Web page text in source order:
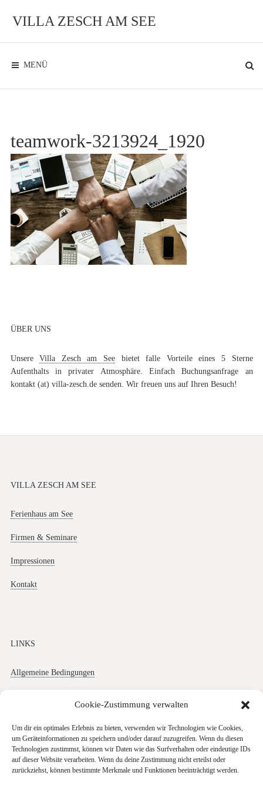
Cookie-Zustimmung verwalten
Um dir ein optimales Erlebnis zu bieten, verwenden wir Technologien wie Cookies,
um Geräteinformationen zu speichern und/oder darauf zuzugreifen. Wenn du diesen
Technologien zustimmst, können wir Daten wie das Surfverhalten oder eindeutige IDs
auf dieser Website verarbeiten. Wenn du deine Zustimmung nicht erteilst oder
zurückziehst, können bestimmte Merkmale und Funktionen beeinträchtigt werden.
InhaltVILLA ZESCH AM SEE
Ambiente
See MENÜ
teamwork-3213924_1920
ÜBER UNS
UnsereVilla Zesch am Seebietet falle Vorteile eines 5 Sterne
Aufenthalts in privater Atmosphäre. Einfach Buchungsanfrage an
kontakt (at) villa-zesch.de senden. Wir freuen uns auf Ihren Besuch!
VILLA ZESCH AM SEE
Ferienhaus am See
Firmen & Seminare
Impressionen
Kontakt
LINKS
Allgemeine Bedingungen
Cookies